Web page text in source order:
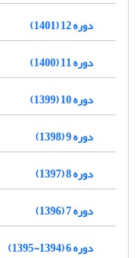
دوره 12 (1401)
دوره 11 (1400)
دوره 10 (1399)
دوره 9 (1398)
دوره 8 (1397)
دوره 7 (1396)
دوره 6 (1394-1395)